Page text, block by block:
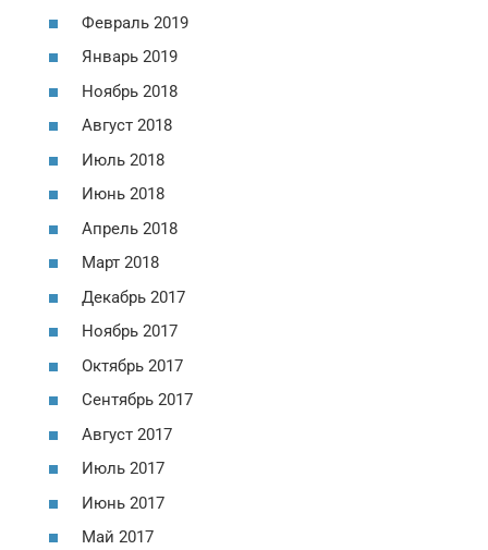
Февраль 2019
Январь 2019
Ноябрь 2018
Август 2018
Июль 2018
Июнь 2018
Апрель 2018
Март 2018
Декабрь 2017
Ноябрь 2017
Октябрь 2017
Сентябрь 2017
Август 2017
Июль 2017
Июнь 2017
Май 2017